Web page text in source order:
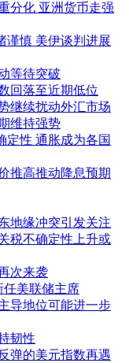
分化 亚洲货币走强
谨慎 美伊谈判进展
等待突破
回落至近期低位
继续扰动外汇市场
维持强势
定性 通胀成为各国
推高推动降息预期
地缘冲突引发关注
税不确定性上升或
次来袭
任美联储主席
导地位可能进一步
韧性
弹的美元指数再遇